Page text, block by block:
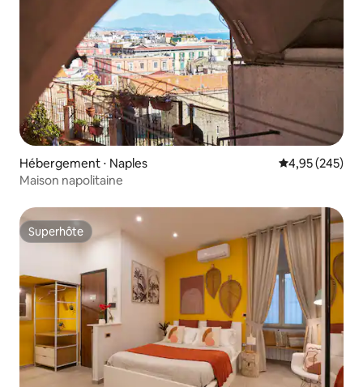
Hébergement ⋅ Naples Évaluation
4,95 (245)
Maison napolitaine
Superhôte
Superhôte